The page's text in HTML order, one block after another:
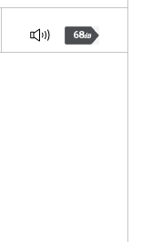
68dB